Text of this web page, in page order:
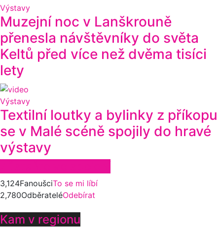
Výstavy
Muzejní noc v Lanškrouně
přenesla návštěvníky do světa
Keltů před více než dvěma tisíci
lety
Výstavy
Textilní loutky a bylinky z příkopu
se v Malé scéně spojily do hravé
výstavy
3,124FanoušciTo se mi líbí
2,780OdběrateléOdebírat
Kam v regionu